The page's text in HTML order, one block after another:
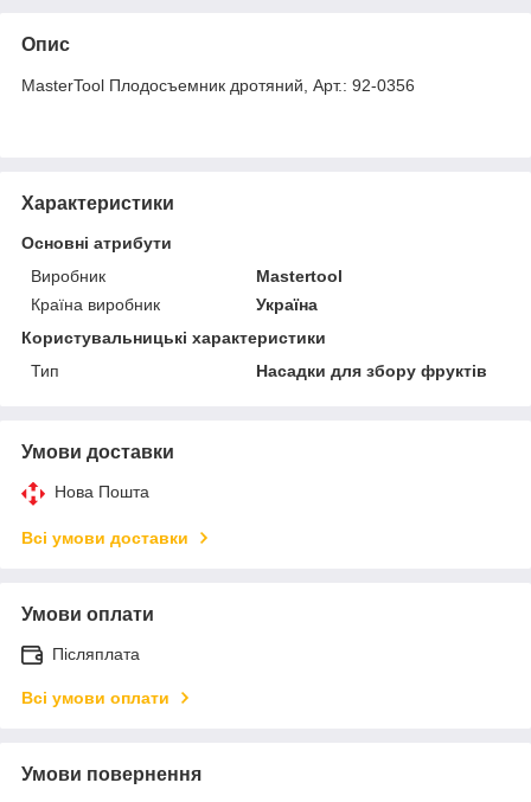
Опис
MasterTool Плодосъемник дротяний, Арт.: 92-0356
Характеристики
Основні атрибути
Виробник
Mastertool
Країна виробник
Україна
Користувальницькі характеристики
Тип
Насадки для збору фруктів
Умови доставки
Нова Пошта
Всі умови доставки
Умови оплати
Післяплата
Всі умови оплати
Умови повернення